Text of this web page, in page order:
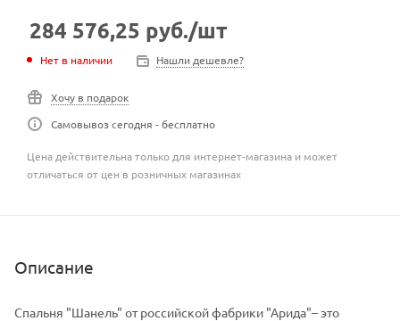
284 576,25 руб./шт
Нет в наличии Нашли дешевле?
Хочу в подарок
Самовывоз сегодня - бесплатно
Цена действительна только для интернет-магазина и может
отличаться от цен в розничных магазинах
Описание
Спальня "Шанель" от российской фабрики "Арида"– это